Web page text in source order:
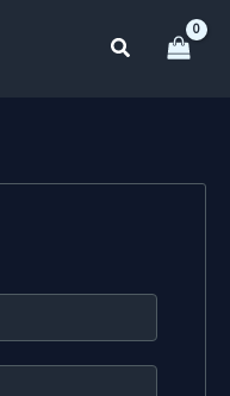
Search